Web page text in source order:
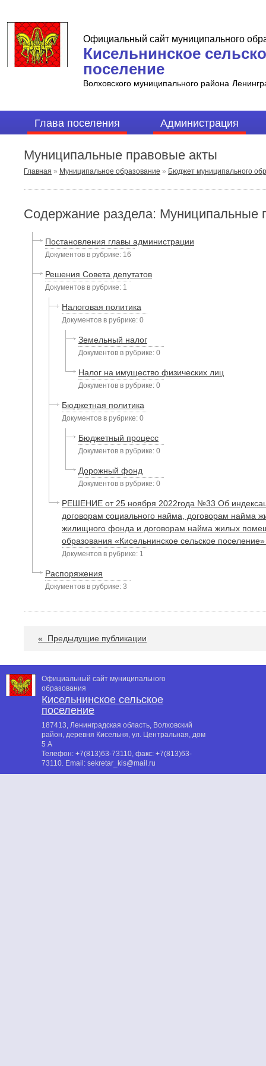
Официальный сайт муниципального
Кисельнинское
поселение
Волховского муниципального района
Глава поселения Администрация
Муниципальные правовые акты
Главная » Муниципальное образование » Бюджет муниципального
Содержание раздела: Муниципальные
Постановления главы администрации
Документов в рубрике: 16
Решения Совета депутатов
Документов в рубрике: 1
Налоговая политика
Документов в рубрике: 0
Земельный налог
Документов в рубрике: 0
Налог на имущество физических лиц
Документов в рубрике: 0
Бюджетная политика
Документов в рубрике: 0
Бюджетный процесс
Документов в рубрике: 0
Дорожный фонд
Документов в рубрике: 0
РЕШЕНИЕ от 25 ноября 2022года №33 Об
договорам социального найма, договорам найма
жилищного фонда и договорам найма жилых
образования «Кисельнинское сельское
Документов в рубрике: 1
Распоряжения
Документов в рубрике: 3
« Предыдущие публикации
Официальный сайт муниципального
образования
Кисельнинское сельское
поселение
187413, Ленинградская область, Волховский
район, деревня Кисельня, ул. Центральная, дом
5 А
Телефон: +7(813)63-73110, факс: +7(813)63-
73110. Email: sekretar_kis@mail.ru